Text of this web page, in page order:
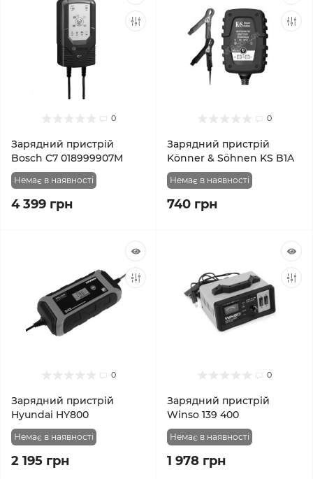
0
Зарядний пристрій
Bosch C7 018999907M
Немає в наявності
4 399 грн
0
Зарядний пристрій
Könner & Söhnen KS B1A
Немає в наявності
740 грн
0
Зарядний пристрій
Hyundai HY800
Немає в наявності
2 195 грн
0
Зарядний пристрій
Winso 139 400
Немає в наявності
1 978 грн